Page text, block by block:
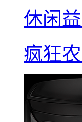
休闲
疯狂